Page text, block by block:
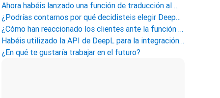
Ahora habéis lanzado una función de traducción al mercado japonés que permite revisar contratos mientras se ve la traducción japonesa de un contrato en inglés, ¿verdad?
¿Podrías contarnos por qué decidisteis elegir DeepL como motor para vuestra traducción mediante IA?
¿Cómo han reaccionado los clientes ante la función de traducción desde su lanzamiento?
Habéis utilizado la API de DeepL para la integración de productos, pero ¿cuáles fueron vuestras impresiones durante el proceso de integración?
¿En qué te gustaría trabajar en el futuro?